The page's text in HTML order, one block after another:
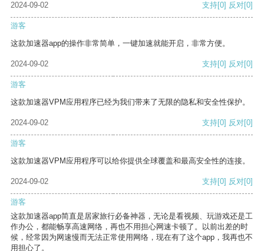
2024-09-02 支持[0] 反对[0]
游客
这款加速器app的操作非常简单，一键加速就能开启，非常方便。
2024-09-02 支持[0] 反对[0]
游客
这款加速器VPM应用程序已经为我们带来了无限的隐私和安全性保护。
2024-09-02 支持[0] 反对[0]
游客
这款加速器VPM应用程序可以给你提供全球覆盖和最高安全性的连接。
2024-09-02 支持[0] 反对[0]
游客
这款加速器app简直是居家旅行必备神器，无论是看视频、玩游戏还是工
作办公，都能畅享高速网络，再也不用担心网速卡顿了。以前出差的时
候，经常因为网速慢而无法正常使用网络，现在有了这个app，我再也不
用担心了。